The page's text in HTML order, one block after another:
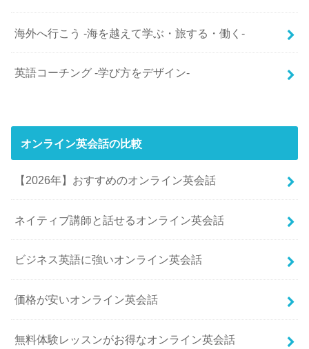
海外へ行こう -海を越えて学ぶ・旅する・働く-
英語コーチング -学び方をデザイン-
オンライン英会話の比較
【2026年】おすすめのオンライン英会話
ネイティブ講師と話せるオンライン英会話
ビジネス英語に強いオンライン英会話
価格が安いオンライン英会話
無料体験レッスンがお得なオンライン英会話